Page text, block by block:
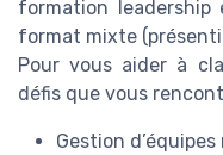
formation
format mixte
Pour vous aider à
défis que vous
Gestion